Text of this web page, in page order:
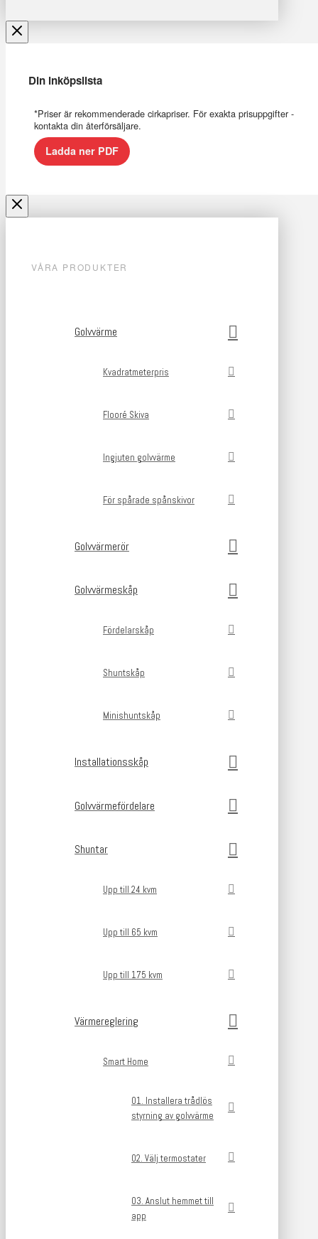
Din inköpslista
*Priser är rekommenderade cirkapriser. För exakta prisuppgifter -
kontakta din återförsäljare.
Ladda ner PDF
VÅRA PRODUKTER
Golvvärme
Kvadratmeterpris
Flooré Skiva
Ingjuten golvvärme
För spårade spånskivor
Golvvärmerör
Golvvärmeskåp
Fördelarskåp
Shuntskåp
Minishuntskåp
Installationsskåp
Golvvärmefördelare
Shuntar
Upp till 24 kvm
Upp till 65 kvm
Upp till 175 kvm
Värmereglering
Smart Home
01. Installera trådlös
styrning av golvvärme
02. Välj termostater
03. Anslut hemmet till
app